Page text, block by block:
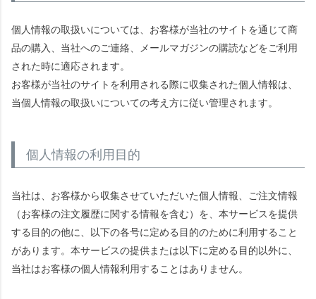
個人情報の取扱いについては、お客様が当社のサイトを通じて商
品の購入、当社へのご連絡、メールマガジンの購読などをご利用
された時に適応されます。
お客様が当社のサイトを利用される際に収集された個人情報は、
当個人情報の取扱いについての考え方に従い管理されます。
個人情報の利用目的
当社は、お客様から収集させていただいた個人情報、ご注文情報
（お客様の注文履歴に関する情報を含む）を、本サービスを提供
する目的の他に、以下の各号に定める目的のために利用すること
があります。本サービスの提供または以下に定める目的以外に、
当社はお客様の個人情報利用することはありません。